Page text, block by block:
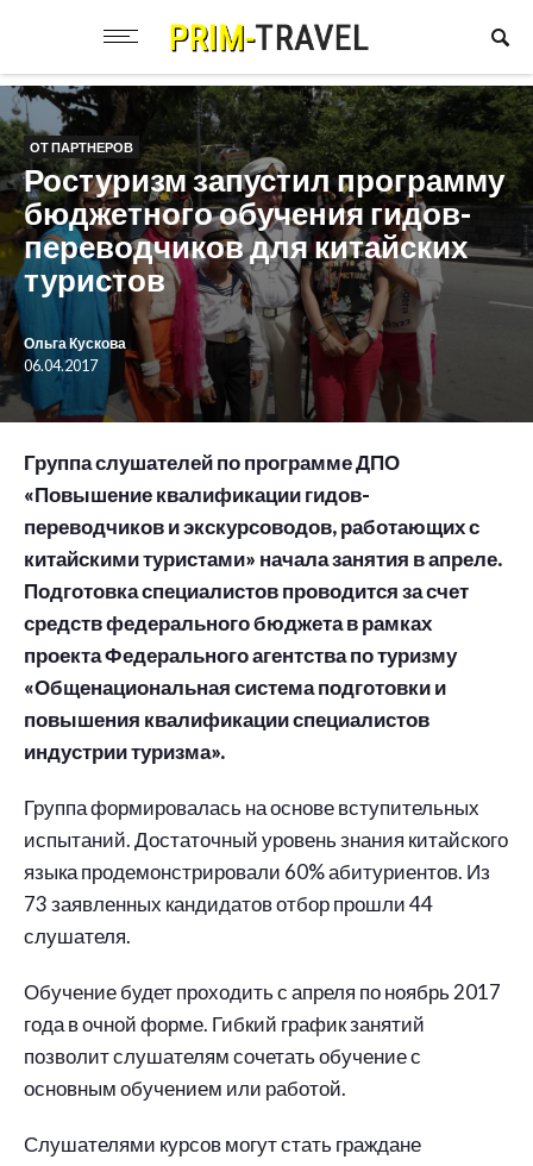
ОТ ПАРТНЕРОВ
Ростуризм запустил программу
бюджетного обучения гидов-
переводчиков для китайских
туристов
Ольга Кускова
06.04.2017
Группа слушателей по программе ДПО
«Повышение квалификации гидов-
переводчиков и экскурсоводов, работающих с
китайскими туристами» начала занятия в апреле.
Подготовка специалистов проводится за счет
средств федерального бюджета в рамках
проекта Федерального агентства по туризму
«Общенациональная система подготовки и
повышения квалификации специалистов
индустрии туризма».
Группа формировалась на основе вступительных
испытаний. Достаточный уровень знания китайского
языка продемонстрировали 60% абитуриентов. Из
73 заявленных кандидатов отбор прошли 44
слушателя.
Обучение будет проходить с апреля по ноябрь 2017
года в очной форме. Гибкий график занятий
позволит слушателям сочетать обучение с
основным обучением или работой.
Слушателями курсов могут стать граждане